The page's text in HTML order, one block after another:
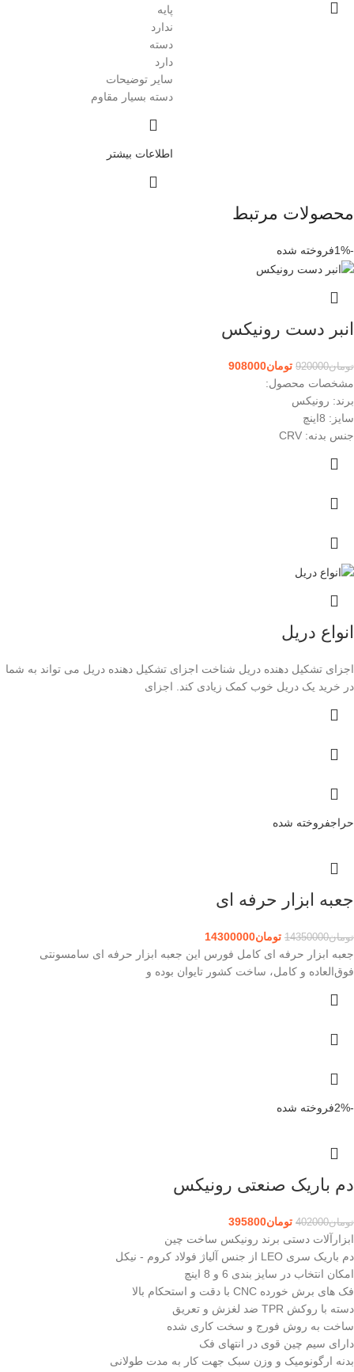
پایه
ندارد
دسته
دارد
سایر توضیحات
دسته بسیار مقاوم
اطلاعات بیشتر
محصولات مرتبط
-1% فروخته شده
انبر دست رونیکس
تومان920000 تومان908000
مشخصات محصول:
برند: رونیکس
سایز: 8اینچ
جنس بدنه: CRV
انواع دریل
اجزای تشکیل دهنده دریل شناخت اجزای تشکیل دهنده دریل می تواند به شما
در خرید یک دریل خوب کمک زیادی کند. اجزای
حراجفروخته شده
جعبه ابزار حرفه ای
تومان14350000 تومان14300000
جعبه ابزار حرفه ای کامل فورس این جعبه ابزار حرفه ای سامسونتی
فوق‌العاده و کامل، ساخت کشور تایوان بوده و
-2% فروخته شده
دم باریک صنعتی رونیکس
تومان402000 تومان395800
ابزارآلات دستی برند رونیکس ساخت چین
دم باریک سری LEO از جنس آلیاژ فولاد کروم - نیکل
امکان انتخاب در سایز بندی 6 و 8 اینچ
فک های برش خورده CNC با دقت و استحکام بالا
دسته با روکش TPR ضد لغزش و تعریق
ساخت به روش فورج و سخت کاری شده
دارای سیم چین قوی در انتهای فک
بدنه ارگونومیک و وزن سبک جهت کار به مدت طولانی